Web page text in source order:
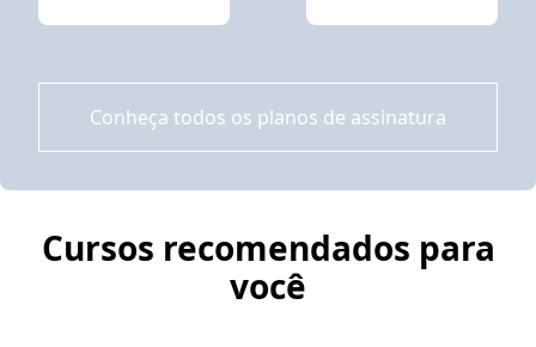
Conheça todos os planos de assinatura
Cursos recomendados para
você